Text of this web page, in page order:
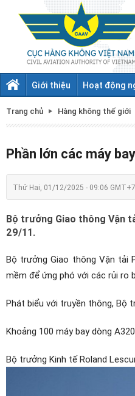
Giới thiệu Hoạt động
Trang chủ Hàng không thế giới
Phần lớn các máy
Thứ Hai, 01/12/2025 - 09:06 GMT+7
Bộ trưởng Giao thông Vận
29/11.
Bộ trưởng Giao thông Vận tải
mềm để ứng phó với các rủi ro
Phát biểu với truyền thông, Bộ
Khoảng 100 máy bay dòng
Bộ trưởng Kinh tế Roland